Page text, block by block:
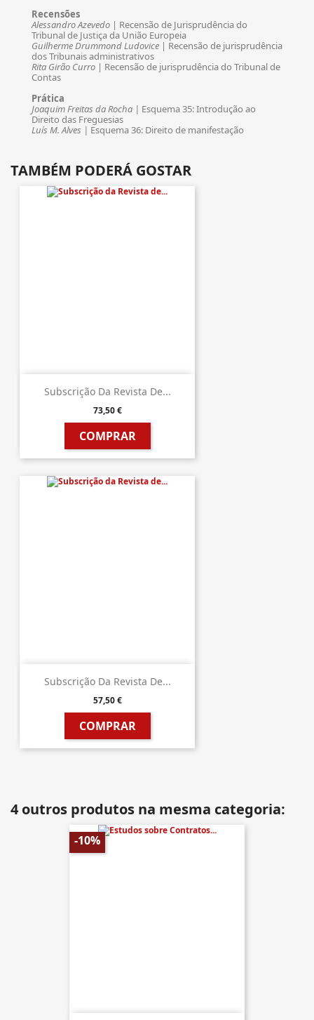
Recensões
Alessandro Azevedo | Recensão de Jurisprudência do
Tribunal de Justiça da União Europeia
Guilherme Drummond Ludovice | Recensão de jurisprudência
dos Tribunais administrativos
Rita Girão Curro | Recensão de jurisprudência do Tribunal de
Contas
Prática
Joaquim Freitas da Rocha | Esquema 35: Introdução ao
Direito das Freguesias
Luís M. Alves | Esquema 36: Direito de manifestação
TAMBÉM PODERÁ GOSTAR
Subscrição Da Revista De...
73,50 €
COMPRAR
Subscrição Da Revista De...
57,50 €
COMPRAR
4 outros produtos na mesma categoria:
-10%